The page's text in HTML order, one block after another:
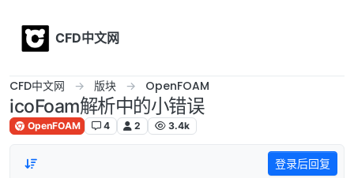
CFD中文网
CFD中文网 版块 OpenFOAM
icoFoam解析中的小错误
OpenFOAM 4 2 3.4k
登录后回复